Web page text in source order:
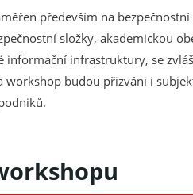
především na
složky, akademickou
informační infrastruktury, se
workshop budou přizváni i